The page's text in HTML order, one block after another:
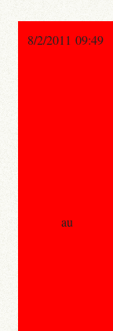
8/2/2011 09:49
au